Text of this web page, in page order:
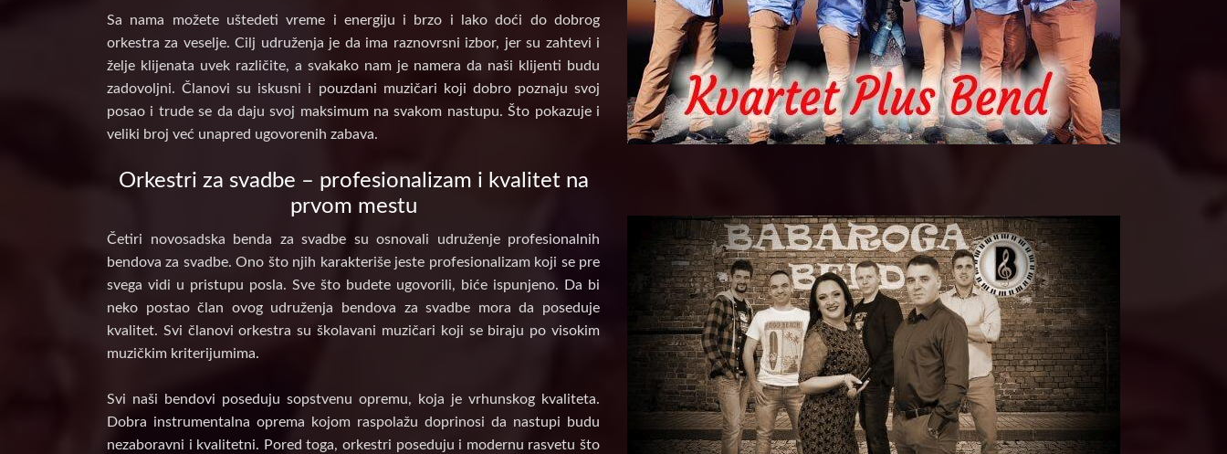
Sa nama možete uštedeti vreme i energiju i brzo i lako doći do dobrog
orkestra za veselje. Cilj udruženja je da ima raznovrsni izbor, jer su zahtevi i
želje klijenata uvek različite, a svakako nam je namera da naši klijenti budu
zadovoljni. Članovi su iskusni i pouzdani muzičari koji dobro poznaju svoj
posao i trude se da daju svoj maksimum na svakom nastupu. Što pokazuje i
veliki broj već unapred ugovorenih zabava.
Orkestri za svadbe – profesionalizam i kvalitet na
prvom mestu
Četiri novosadska benda za svadbe su osnovali udruženje profesionalnih
bendova za svadbe. Ono što njih karakteriše jeste profesionalizam koji se pre
svega vidi u pristupu posla. Sve što budete ugovorili, biće ispunjeno. Da bi
neko postao član ovog udruženja bendova za svadbe mora da poseduje
kvalitet. Svi članovi orkestra su školavani muzičari koji se biraju po visokim
muzičkim kriterijumima.
Svi naši bendovi poseduju sopstvenu opremu, koja je vrhunskog kvaliteta.
Dobra instrumentalna oprema kojom raspolažu doprinosi da nastupi budu
nezaboravni i kvalitetni. Pored toga, orkestri poseduju i modernu rasvetu što